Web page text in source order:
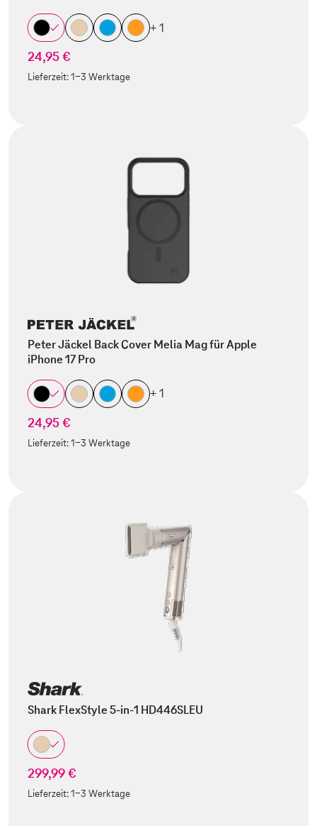
+ 1
24,95 €
Lieferzeit:1-3 Werktage
Peter Jäckel Back Cover Melia Mag für Apple
iPhone 17 Pro
+ 1
24,95 €
Lieferzeit:1-3 Werktage
Shark FlexStyle 5-in-1 HD446SLEU
299,99 €
Lieferzeit:1-3 Werktage